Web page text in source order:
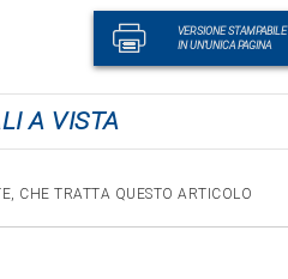
VERSIONE STAMPABILE
IN UN'UNICA PAGINA
A VISTA
CHE TRATTA QUESTO ARTICOLO